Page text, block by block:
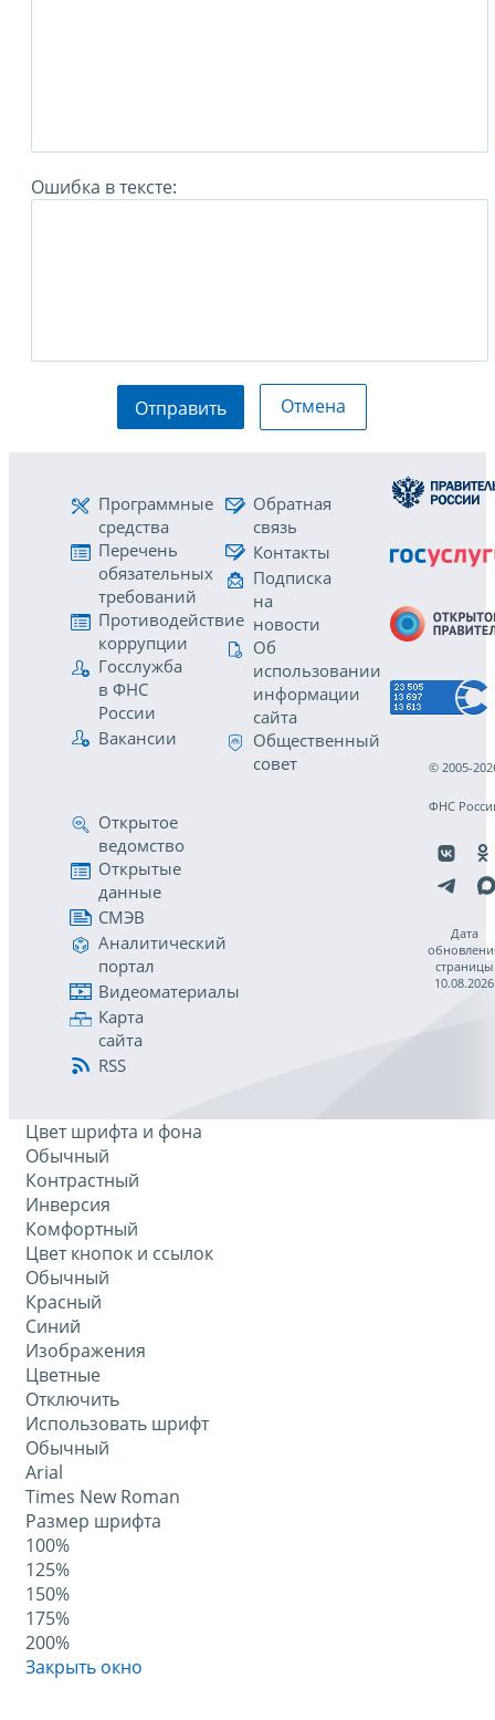
Ошибка в тексте:
Отправить Отмена
Программные
средства
Перечень
обязательных
требований
Противодействие
коррупции
Госслужба
в ФНС
России
Вакансии
Обратная
связь
Контакты
Подписка
на
новости
Об
использовании
информации
сайта
Общественный
совет
Открытое
ведомство
Открытые
данные
СМЭВ
Аналитический
портал
Видеоматериалы
Карта
сайта
RSS
© 2005-
ФНС
Дата
страницы
10.08.2026
Цвет шрифта и фона
Обычный
Контрастный
Инверсия
Комфортный
Цвет кнопок и ссылок
Обычный
Красный
Синий
Изображения
Цветные
Отключить
Использовать шрифт
Обычный
Arial
Times New Roman
Размер шрифта
100%
125%
150%
175%
200%
Закрыть окно